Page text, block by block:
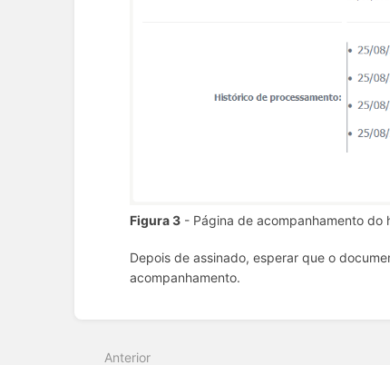
Figura 3 - Página de acompanhamento do
Depois de assinado, esperar que o
acompanhamento.
de
Anterior